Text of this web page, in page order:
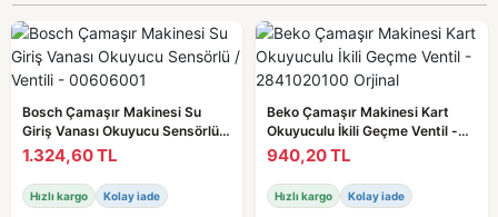
Bosch Çamaşır Makinesi Su
Giriş Vanası Okuyucu Sensörlü /
Ventili - 00606001
1.324,60 TL
Hızlı kargo Kolay iade
Beko Çamaşır Makinesi Kart
Okuyuculu İkili Geçme Ventil -
2841020100 Orjinal
940,20 TL
Hızlı kargo Kolay iade